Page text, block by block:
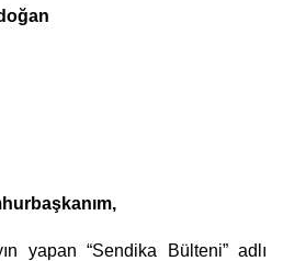
Tayyip Erdoğan
yapan “Sendika Bülteni” adlı